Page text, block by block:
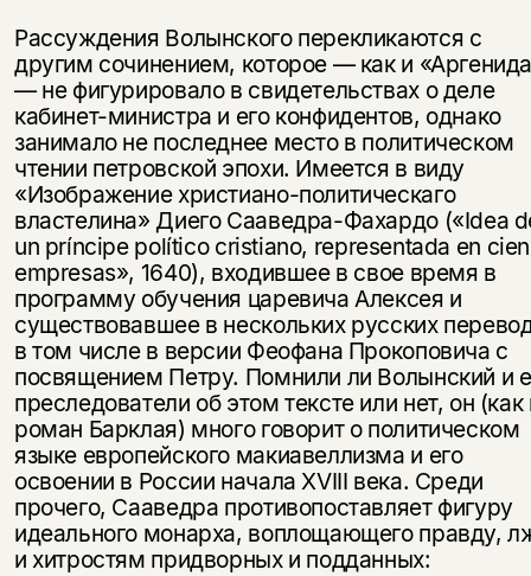
Рассуждения Волынского перекликаются с
другим сочинением, которое — как и
— не фигурировало в свидетельствах о деле
кабинет-министра и его конфидентов, однако
занимало не последнее место в политическом
чтении петровской эпохи. Имеется в виду
«Изображение христиано-политическаго
властелина» Диего Сааведра-Фахардо («Idea
un príncipe político cristiano, representada en cien
empresas», 1640), входившее в свое время в
программу обучения царевича Алексея и
существовавшее в нескольких русских
в том числе в версии Феофана Прокоповича с
посвящением Петру. Помнили ли Волынский и
преследователи об этом тексте или нет, он (как
роман Барклая) много говорит о политическом
языке европейского макиавеллизма и его
освоении в России начала XVIII века. Среди
прочего, Сааведра противопоставляет фигуру
идеального монарха, воплощающего правду,
и хитростям придворных и подданных: